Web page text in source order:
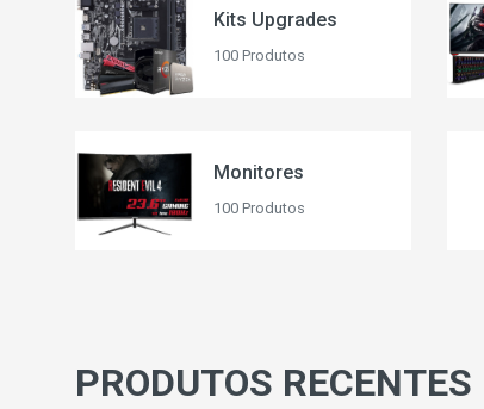
Kits Upgrades
100 Produtos
Monitores
100 Produtos
PRODUTOS RECENTES